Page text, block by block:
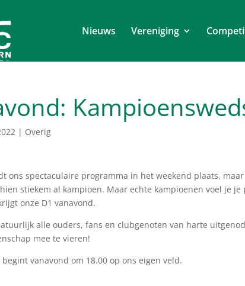
Nieuws Vereniging
| Overig
ons spectaculaire programma in het weekend plaats,
stiekem al kampioen. Maar echte kampioenen voel je
onze D1 vanavond.
alle ouders, fans en clubgenoten van harte
mee te vieren!
vanavond om 18.00 op ons eigen veld.